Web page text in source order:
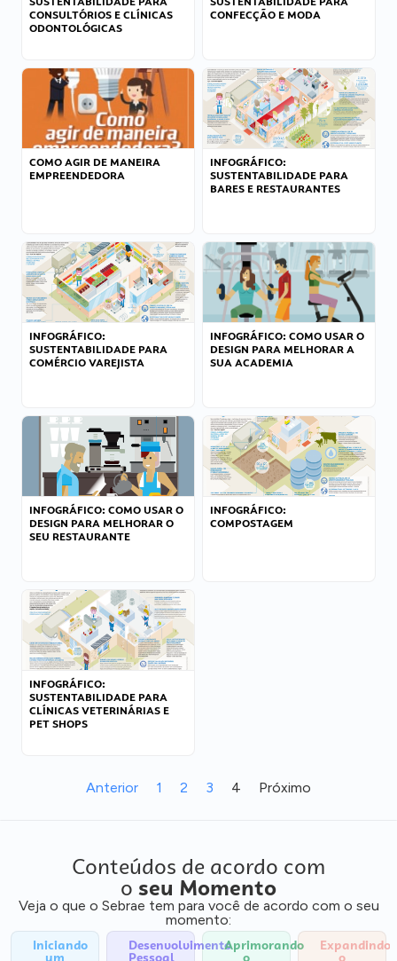
CONSULTÓRIOS E CLÍNICAS
ODONTOLÓGICAS
CONFECÇÃO E MODA
COMO AGIR DE MANEIRA
EMPREENDEDORA
INFOGRÁFICO:
SUSTENTABILIDADE PARA
BARES E RESTAURANTES
INFOGRÁFICO:
SUSTENTABILIDADE PARA
COMÉRCIO VAREJISTA
INFOGRÁFICO: COMO USAR O
DESIGN PARA MELHORAR A
SUA ACADEMIA
INFOGRÁFICO: COMO USAR O
DESIGN PARA MELHORAR O
SEU RESTAURANTE
INFOGRÁFICO:
COMPOSTAGEM
INFOGRÁFICO:
SUSTENTABILIDADE PARA
CLÍNICAS VETERINÁRIAS E
PET SHOPS
Anterior 1 2 3 4 Próximo
Conteúdos de acordo com
o seu Momento
Veja o que o Sebrae tem para você de acordo com o seu
momento:
Iniciando
um
Desenvolvimento
Pessoal
Aprimorando
o
Expandindo
o